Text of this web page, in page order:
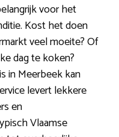
voor het
Kost het doen
veel moeite? Of
dag te koken?
in Meerbeek kan
levert lekkere
en
Vlaamse